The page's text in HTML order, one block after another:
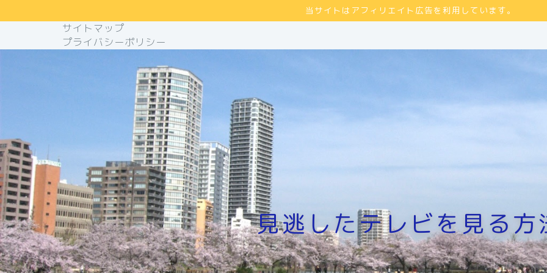
当サイトはアフィリエイト広告を利用しています。
サイトマップ
プライバシーポリシー
見逃したテレビを見る方